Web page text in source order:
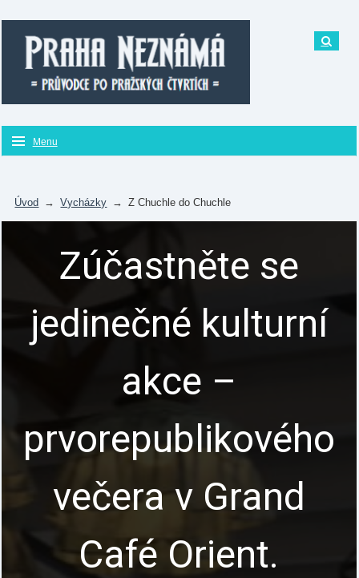
Menu
Úvod → Vycházky → Z Chuchle do Chuchle
Zúčastněte se
jedinečné kulturní
akce –
prvorepublikového
večera v Grand
Café Orient.